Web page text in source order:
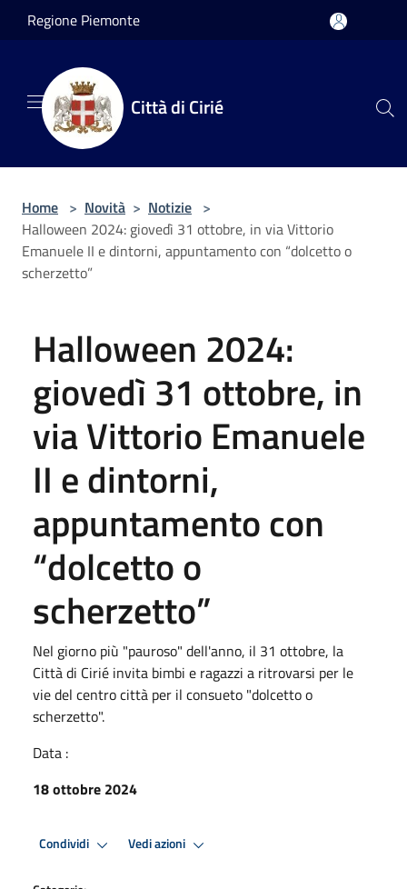
Salta al contenuto principale
Regione Piemonte
Città di Cirié
Home > Novità > Notizie >
Halloween 2024: giovedì 31 ottobre, in via Vittorio
Emanuele II e dintorni, appuntamento con “dolcetto o
scherzetto”
Halloween 2024:
giovedì 31 ottobre, in
via Vittorio Emanuele
II e dintorni,
appuntamento con
“dolcetto o
scherzetto”
Nel giorno più "pauroso" dell'anno, il 31 ottobre, la
Città di Cirié invita bimbi e ragazzi a ritrovarsi per le
vie del centro città per il consueto "dolcetto o
scherzetto".
Data :
18 ottobre 2024
Condividi Vedi azioni